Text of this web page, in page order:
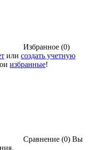
Избранное (0)
или создать учетную
избранные!
Сравнение (0) Вы